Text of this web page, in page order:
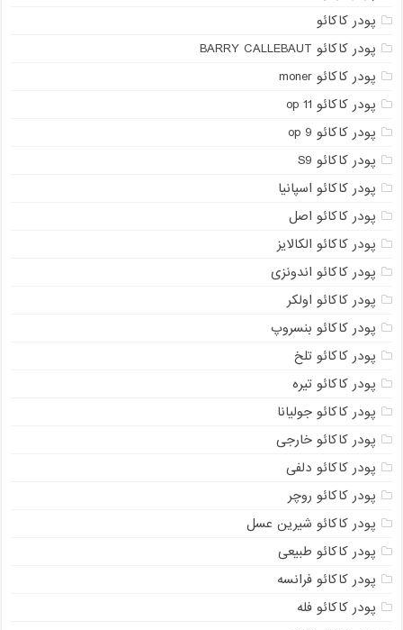
پودر کاکائو
پودر کاکائو BARRY CALLEBAUT
پودر کاکائو moner
پودر کاکائو op 11
پودر کاکائو op 9
پودر کاکائو S9
پودر کاکائو اسپانیا
پودر کاکائو اصل
پودر کاکائو الکالایز
پودر کاکائو اندونزی
پودر کاکائو اولکر
پودر کاکائو بنسروپ
پودر کاکائو تلخ
پودر کاکائو تیره
پودر کاکائو جولیانا
پودر کاکائو خارجی
پودر کاکائو دلفی
پودر کاکائو روچر
پودر کاکائو شیرین عسل
پودر کاکائو طبیعی
پودر کاکائو فرانسه
پودر کاکائو فله